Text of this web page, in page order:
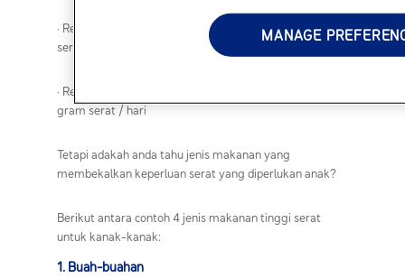
· Remaja lelaki berusia 14 hingga 19 tahun: 38 gram
serat / hari
· Remaja perempuan berusia 14 hingga 19 tahun: 26
gram serat / hari
Tetapi adakah anda tahu jenis makanan yang
membekalkan keperluan serat yang diperlukan anak?
Berikut antara contoh 4 jenis makanan tinggi serat
untuk kanak-kanak:
1. Buah-buahan
MANAGE